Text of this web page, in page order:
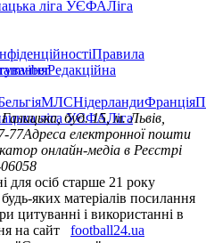
ліга УЄФАЛіга
Правила
Редакційна
viber
МЛСНідерландиФранція
ліга УЄФАЛіга
буд. 15, м. Львів,
77Адреса електронної пошти
онлайн-медіа в Реєстрі
для осіб старше 21 року
яких матеріалів посилання
цитуванні і використанні в
на сайт
football24.ua